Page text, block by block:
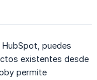
puedes
existentes desde
permite